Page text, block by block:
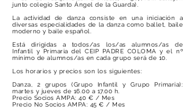
junto colegio Santo Ángel de la Guarda).
La actividad de danza consiste en una iniciación a
diversas especialidades de la danza como ballet, baile
moderno y baile español.
Está dirigidas a todos/as los/as alumnos/as de
Infantil y Primaria del CEIP PADRE COLOMA y el nº
mínimo de alumnos/as en cada grupo será de 10.
Los horarios y precios son los siguientes:
Danza, 2 grupos (Grupo Infantil y Grupo Primaria):
martes y jueves de 16.00 a 17.00 h.
Precio Socios AMPA: 40 € / Mes
Precio No Socios AMPA: 45 € / Mes